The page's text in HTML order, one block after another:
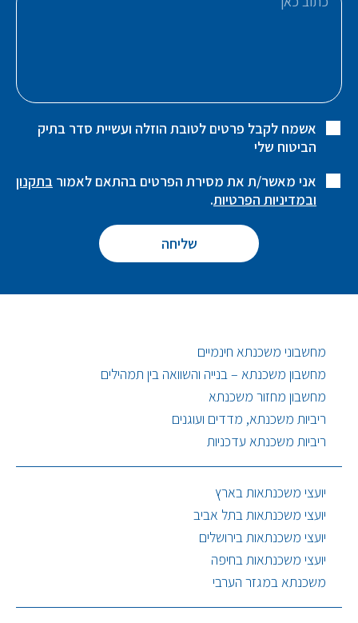
אשמח לקבל פרטים לטובת הוזלה ועשיית סדר בתיק
הביטוח שלי
אני מאשר/ת את מסירת הפרטים בהתאם לאמור בתקנון
ובמדיניות הפרטיות.
מחשבוני משכנתא חינמיים
מחשבון משכנתא – בנייה והשוואה בין תמהילים
מחשבון מחזור משכנתא
ריביות משכנתא, מדדים ועוגנים
ריביות משכנתא עדכניות
יועצי משכנתאות בארץ
יועצי משכנתאות בתל אביב
יועצי משכנתאות בירושלים
יועצי משכנתאות בחיפה
משכנתא במגזר הערבי